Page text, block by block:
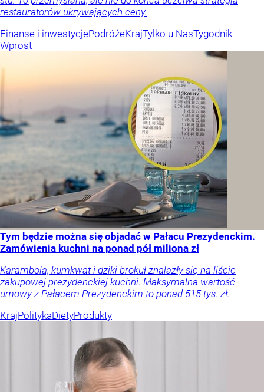
restauratorów ukrywających ceny.
Finanse i inwestycjePodróżeKrajTylko u NasTygodnik
Wprost
Tym będzie można się objadać w Pałacu Prezydenckim.
Zamówienia kuchni na ponad pół miliona zł
Karambola, kumkwat i dziki brokuł znalazły się na liście
zakupowej prezydenckiej kuchni. Maksymalna wartość
umowy z Pałacem Prezydenckim to ponad 515 tys. zł.
KrajPolitykaDietyProdukty